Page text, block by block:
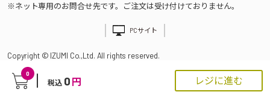
0
税込 0 円 レジに進む
※ネット専用のお問合せ先です。ご注文は受け付けておりません。
PCサイト
Copyright © IZUMI Co.,Ltd. All rights reserved.